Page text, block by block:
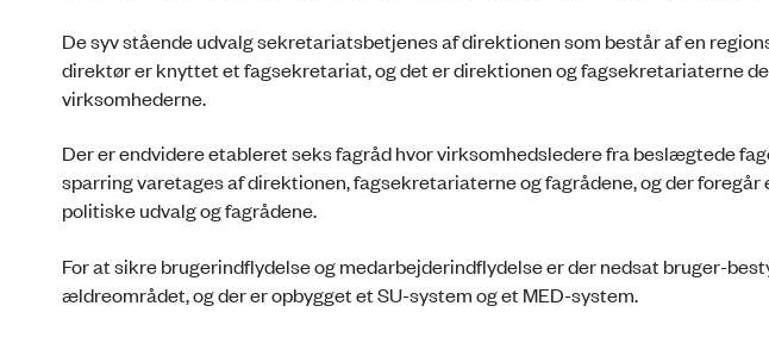
De syv stående udvalg sekretariatsbetjenes af direktionen som består af en
direktør er knyttet et fagsekretariat, og det er direktionen og fagsekretariaterne
virksomhederne.
Der er endvidere etableret seks fagråd hvor virksomhedsledere fra beslægtede
sparring varetages af direktionen, fagsekretariaterne og fagrådene, og der
politiske udvalg og fagrådene.
For at sikre brugerindflydelse og medarbejderindflydelse er der nedsat bruger-
ældreområdet, og der er opbygget et SU-system og et MED-system.